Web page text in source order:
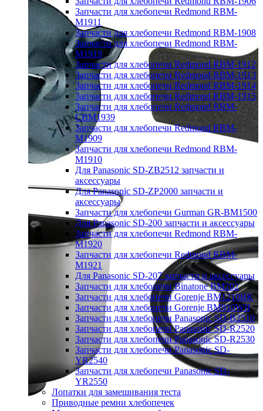
Запчасти для хлебопечи Redmond RBM-
M1911
Запчасти для хлебопечи Redmond RBM-1908
Запчасти для хлебопечи Redmond RBM-
M1919
Запчасти для хлебопечи Redmond RBM-1912
Запчасти для хлебопечи Redmond RBM-1913
Запчасти для хлебопечи Redmond RBM-1914
Запчасти для хлебопечи Redmond RBM-1915
Запчасти для хлебопечи Redmond RBM-
CBM1939
Запчасти для хлебопечи Redmond RBM-
M1909
Запчасти для хлебопечи Redmond RBM-
M1910
Для Panasonic SD-ZB2512 запчасти и
аксессуары
Для Panasonic SD-ZP2000 запчасти и
аксессуары
Запчасти для хлебопечи Gurman GR-BM1500
Для Panasonic SD-200 запчасти и аксессуары
Запчасти для хлебопечи Redmond RBM-
M1920
Запчасти для хлебопечи Redmond RBM-
M1921
Для Panasonic SD-207 запчасти и аксессуары
Запчасти для хлебопечи Binatone BM202
Запчасти для хлебопечи Gorenje BM1210BK
Запчасти для хлебопечи Gorenje BM910WII
Запчасти для хлебопечи Panasonic SD-B2510
Запчасти для хлебопечи Panasonic SD-R2520
Запчасти для хлебопечи Panasonic SD-R2530
Запчасти для хлебопечи Panasonic SD-
YR2540
Запчасти для хлебопечи Panasonic SD-
YR2550
Лопатки для замешивания теста
Приводные ремни хлебопечек